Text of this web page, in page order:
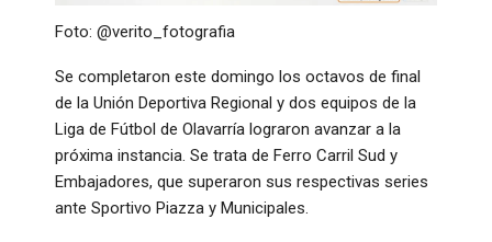
Foto: @verito_fotografia
Se completaron este domingo los octavos de final
de la Unión Deportiva Regional y dos equipos de la
Liga de Fútbol de Olavarría lograron avanzar a la
próxima instancia. Se trata de Ferro Carril Sud y
Embajadores, que superaron sus respectivas series
ante Sportivo Piazza y Municipales.